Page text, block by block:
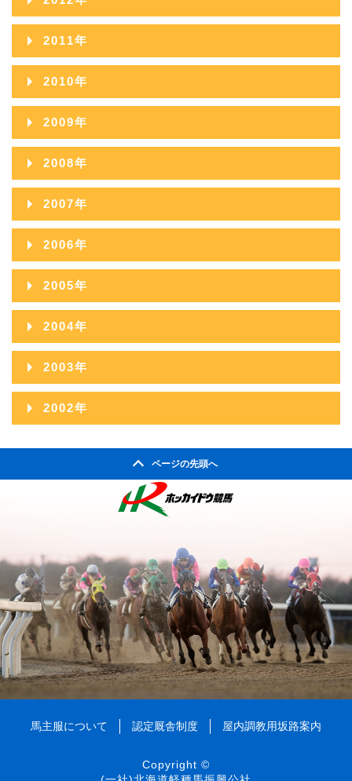
2021年01月
2020年03月
2020年02月
2020年01月
2019年03月
2019年02月
2019年01月
2018年05月
2018年03月
2018年02月
2018年01月
2017年06月
2017年05月
2017年03月
2017年02月
2017年01月
2016年07月
2016年06月
2016年05月
2016年03月
2016年02月
2016年01月
2015年09月
2015年08月
2015年07月
2015年06月
2015年05月
2015年03月
2015年02月
2015年01月
2014年10月
2014年09月
2014年08月
2014年07月
2014年06月
2014年05月
2014年03月
2014年02月
2014年01月
2013年11月
2013年10月
2013年09月
2013年08月
2013年07月
2013年06月
2013年05月
2013年03月
2013年02月
2013年01月
2012年12月
2012年11月
2012年10月
2012年09月
2012年08月
2012年07月
2012年06月
2012年05月
2012年03月
2012年02月
2012年01月
2011年
2011年12月
2011年11月
2011年10月
2011年09月
2011年08月
2011年07月
2011年06月
2011年05月
2011年03月
2011年02月
2010年
2010年12月
2010年11月
2010年10月
2010年09月
2010年08月
2010年07月
2010年06月
2010年05月
2010年03月
2010年01月
2009年
2009年12月
2009年11月
2009年10月
2009年09月
2009年08月
2009年07月
2009年06月
2009年05月
2009年03月
2008年
2008年12月
2008年11月
2008年10月
2008年09月
2008年08月
2008年07月
2008年06月
2008年05月
2008年01月
2007年
2007年12月
2007年11月
2007年10月
2007年09月
2007年08月
2007年07月
2007年02月
2007年01月
2006年
2006年12月
2006年11月
2006年10月
2006年09月
2006年08月
2006年03月
2006年02月
2006年01月
2005年
2005年12月
2005年11月
2005年10月
2005年09月
2005年08月
2005年07月
2005年04月
2005年03月
2005年02月
2005年01月
2004年
2004年12月
2004年11月
2004年10月
2004年06月
2004年05月
2004年04月
2004年03月
2004年02月
2004年01月
2003年
2003年12月
2003年07月
2003年06月
2003年05月
2003年04月
2003年01月
2002年
ページの先頭へ
馬主服について 認定厩舎制度 屋内調教用坂路案内
Copyright ©